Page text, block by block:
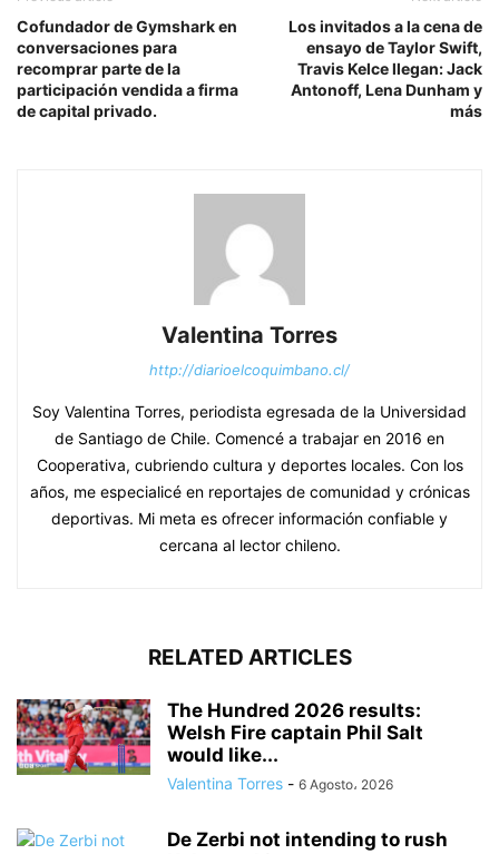
Cofundador de Gymshark en
conversaciones para
recomprar parte de la
participación vendida a firma
de capital privado.
Los invitados a la cena de
ensayo de Taylor Swift,
Travis Kelce llegan: Jack
Antonoff, Lena Dunham y
más
Valentina Torres
http://diarioelcoquimbano.cl/
Soy Valentina Torres, periodista egresada de la Universidad
de Santiago de Chile. Comencé a trabajar en 2016 en
Cooperativa, cubriendo cultura y deportes locales. Con los
años, me especialicé en reportajes de comunidad y crónicas
deportivas. Mi meta es ofrecer información confiable y
cercana al lector chileno.
RELATED ARTICLES
The Hundred 2026 results:
Welsh Fire captain Phil Salt
would like...
Valentina Torres - 6 Agosto، 2026
De Zerbi not intending to rush